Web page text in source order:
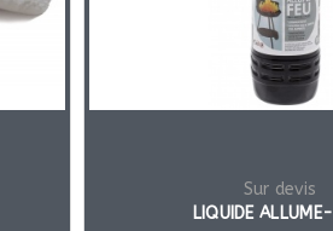
Sur devis
LIQUIDE